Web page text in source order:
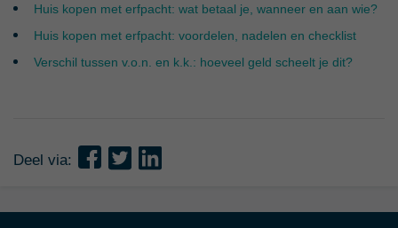
Huis kopen met erfpacht: wat betaal je, wanneer en aan wie?
Huis kopen met erfpacht: voordelen, nadelen en checklist
Verschil tussen v.o.n. en k.k.: hoeveel geld scheelt je dit?
Deel via: